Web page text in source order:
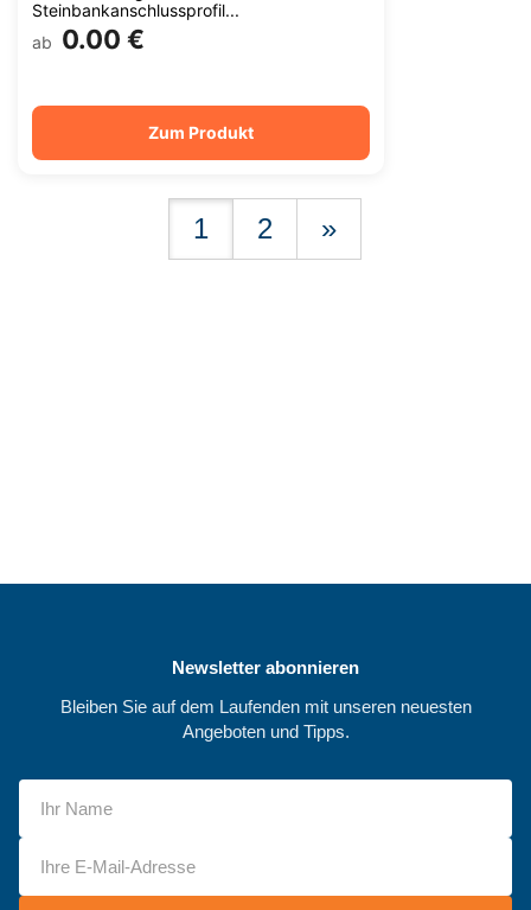
Steinbankanschlussprofil...
ab 0.00 €
Zum Produkt
1 2 »
Newsletter abonnieren
Bleiben Sie auf dem Laufenden mit unseren neuesten
Angeboten und Tipps.